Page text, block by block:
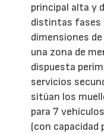
principal alta y
distintas fases
dimensiones
una zona de
dispuesta
servicios
sitúan los
para 7
(con capacidad